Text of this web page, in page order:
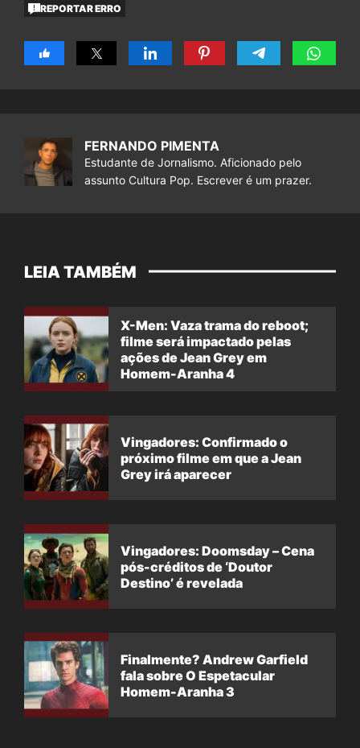
REPORTAR ERRO
FERNANDO PIMENTA
Estudante de Jornalismo. Aficionado pelo
assunto Cultura Pop. Escrever é um prazer.
LEIA TAMBÉM
X-Men: Vaza trama do reboot;
filme será impactado pelas
ações de Jean Grey em
Homem-Aranha 4
Vingadores: Confirmado o
próximo filme em que a Jean
Grey irá aparecer
Vingadores: Doomsday – Cena
pós-créditos de ‘Doutor
Destino’ é revelada
Finalmente? Andrew Garfield
fala sobre O Espetacular
Homem-Aranha 3